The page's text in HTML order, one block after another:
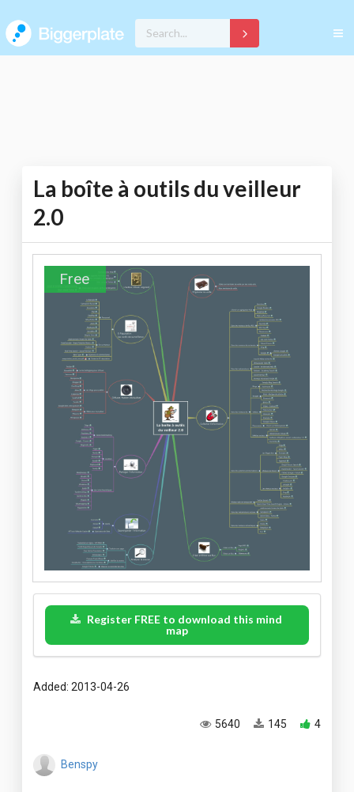
La boîte à outils du veilleur
2.0
Free
Register FREE to download this mind
map
Added: 2013-04-26
4
145
5640
Benspy